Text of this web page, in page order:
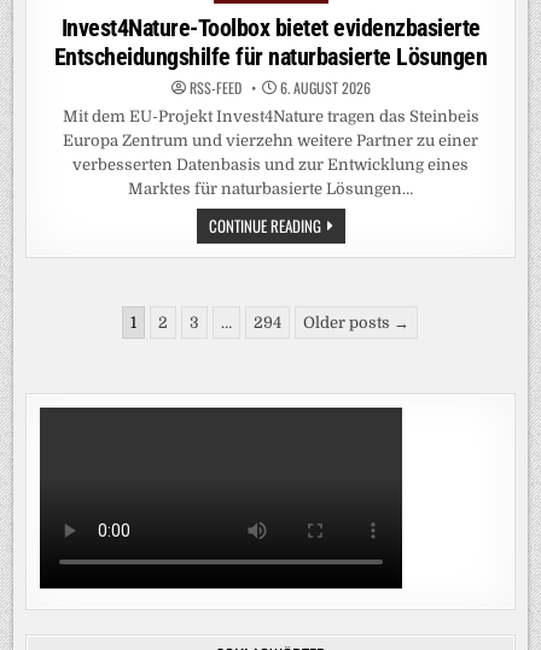
Invest4Nature-Toolbox bietet evidenzbasierte
Entscheidungshilfe für naturbasierte Lösungen
RSS-FEED 6. AUGUST 2026
Mit dem EU-Projekt Invest4Nature tragen das Steinbeis
Europa Zentrum und vierzehn weitere Partner zu einer
verbesserten Datenbasis und zur Entwicklung eines
Marktes für naturbasierte Lösungen…
CONTINUE READINGINVEST4NATURE-
TOOLBOX
BIETET
NATURBASIERTE
LÖSUNGEN
Seitennummerierung
Beiträge
1 2 3 … 294 Older posts →